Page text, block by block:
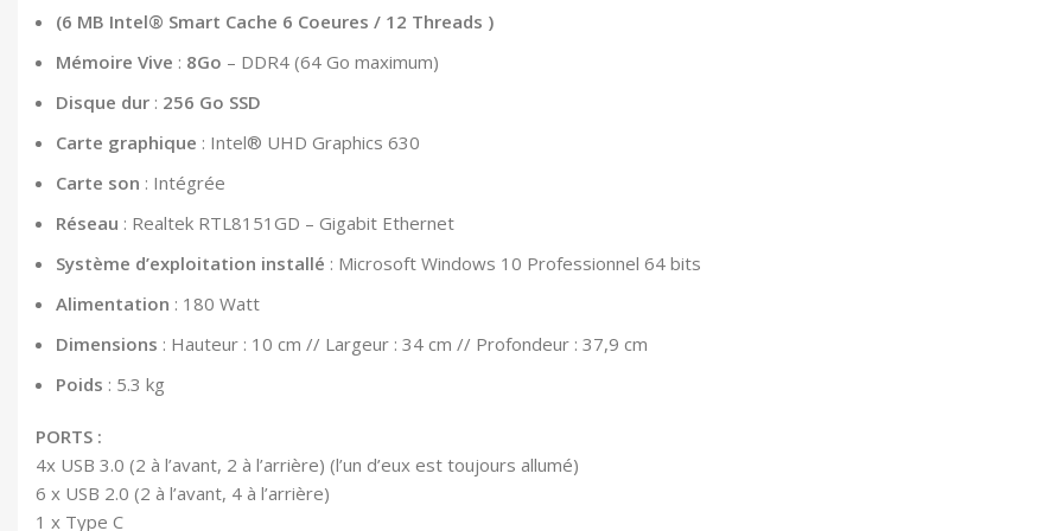
(6 MB Intel® Smart Cache 6 Coeures / 12 Threads )
Mémoire Vive : 8Go – DDR4 (64 Go maximum)
Disque dur : 256 Go SSD
Carte graphique : Intel® UHD Graphics 630
Carte son : Intégrée
Réseau : Realtek RTL8151GD – Gigabit Ethernet
Système d’exploitation installé : Microsoft Windows 10 Professionnel 64 bits
Alimentation : 180 Watt
Dimensions : Hauteur : 10 cm // Largeur : 34 cm // Profondeur : 37,9 cm
Poids : 5.3 kg
PORTS :
4x USB 3.0 (2 à l’avant, 2 à l’arrière) (l’un d’eux est toujours allumé)
6 x USB 2.0 (2 à l’avant, 4 à l’arrière)
1 x Type C